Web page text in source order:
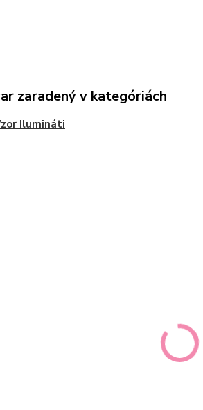
zaradený v kategóriách
Ilumináti